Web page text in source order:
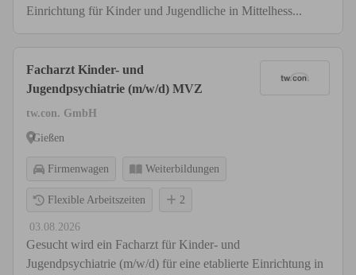
Einrichtung für Kinder und Jugendliche in Mittelhess...
Facharzt Kinder- und
Jugendpsychiatrie (m/w/d) MVZ
tw.con. GmbH
Gießen
Firmenwagen Weiterbildungen
Flexible Arbeitszeiten 2
03.08.2026
Gesucht wird ein Facharzt für Kinder- und
Jugendpsychiatrie (m/w/d) für eine etablierte Einrichtung in